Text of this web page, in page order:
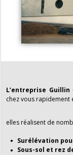
L’entreprise
chez vous rapidement
elles réalisent de
Surélévation
Sous-sol et rez